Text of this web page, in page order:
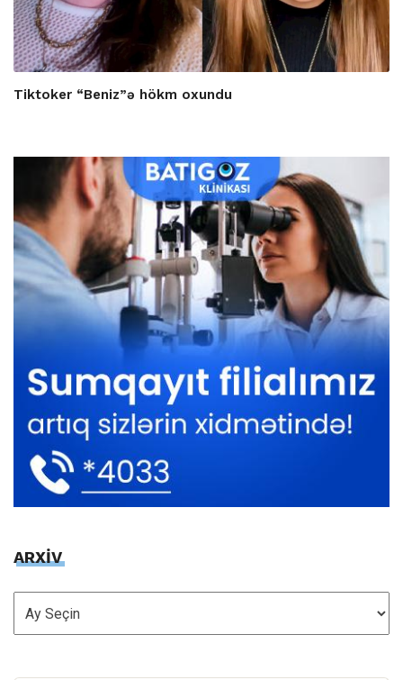
Tiktoker “Beniz”ə hökm oxundu
ARXİV
ARXİV